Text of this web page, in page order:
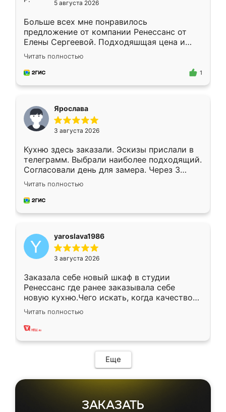
5 августа 2026
Больше всех мне понравилось
предложение от компании Ренессанс от
Елены Сергеевой. Подходяшщая цена и
короткие сроки изготовления. Приехавший
для замера сотрудник Владислав
предложил по моему эскизу самый
Читать полностью
1
Ярослава
3 августа 2026
Кухню здесь заказали. Эскизы прислали в
телеграмм. Выбрали наиболее подходящий.
Согласовали день для замера. Через 3
недели кухня была уже готова. Остались
довольны работой. Спасибо Ренессанс
мебель за качественную работу!
Читать полностью
yaroslava1986
3 августа 2026
Заказала себе новый шкаф в студии
Ренессанс где ранее заказывала себе
новую кухню.Чего искать, когда качеством
вполне довольна. Служит кухня уже почти
два года, нареканий нет.
Читать полностью
Еще
ЗАКАЗАТЬ